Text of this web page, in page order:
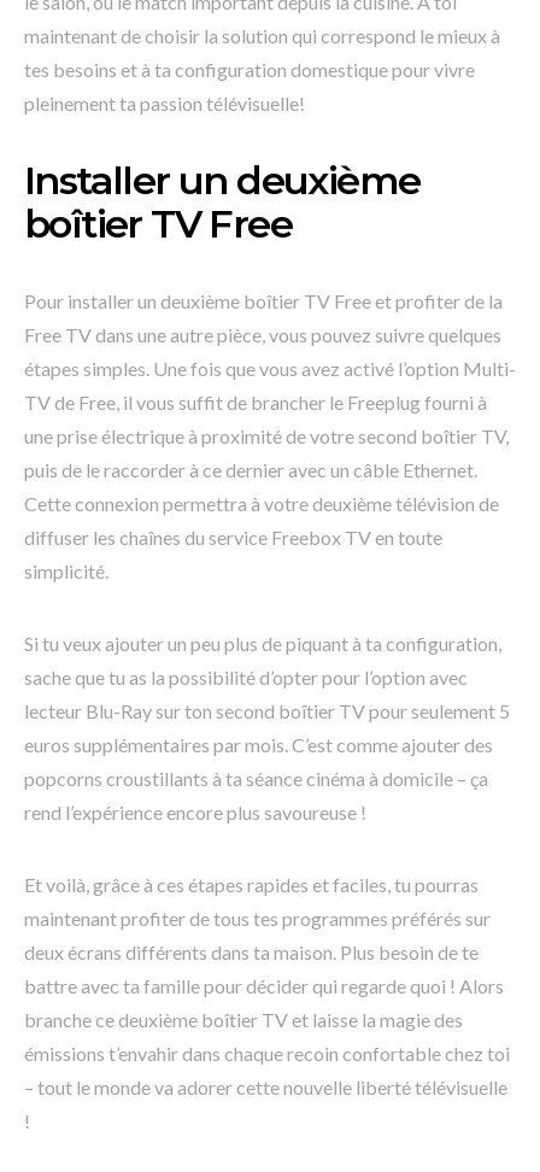
maintenant de choisir la solution qui correspond le mieux à
tes besoins et à ta configuration domestique pour vivre
pleinement ta passion télévisuelle!
Installer un deuxième
boîtier TV Free
Pour installer un deuxième boîtier TV Free et profiter de la
Free TV dans une autre pièce, vous pouvez suivre quelques
étapes simples. Une fois que vous avez activé l’option Multi-
TV de Free, il vous suffit de brancher le Freeplug fourni à
une prise électrique à proximité de votre second boîtier TV,
puis de le raccorder à ce dernier avec un câble Ethernet.
Cette connexion permettra à votre deuxième télévision de
diffuser les chaînes du service Freebox TV en toute
simplicité.
Si tu veux ajouter un peu plus de piquant à ta configuration,
sache que tu as la possibilité d’opter pour l’option avec
lecteur Blu-Ray sur ton second boîtier TV pour seulement 5
euros supplémentaires par mois. C’est comme ajouter des
popcorns croustillants à ta séance cinéma à domicile – ça
rend l’expérience encore plus savoureuse !
Et voilà, grâce à ces étapes rapides et faciles, tu pourras
maintenant profiter de tous tes programmes préférés sur
deux écrans différents dans ta maison. Plus besoin de te
battre avec ta famille pour décider qui regarde quoi ! Alors
branche ce deuxième boîtier TV et laisse la magie des
émissions t’envahir dans chaque recoin confortable chez toi
– tout le monde va adorer cette nouvelle liberté télévisuelle
!